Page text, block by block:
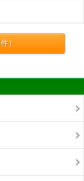
件）